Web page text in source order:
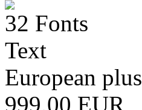
32 Fonts
Text
European plus
999,00 EUR